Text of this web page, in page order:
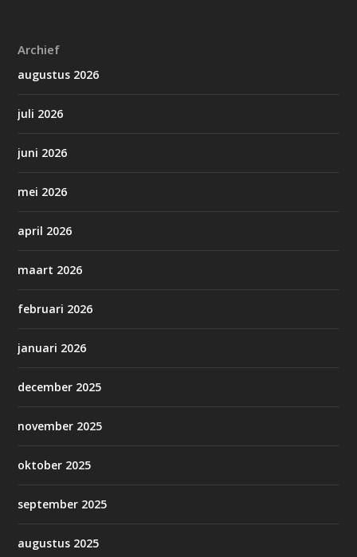
Archief
augustus 2026
juli 2026
juni 2026
mei 2026
april 2026
maart 2026
februari 2026
januari 2026
december 2025
november 2025
oktober 2025
september 2025
augustus 2025